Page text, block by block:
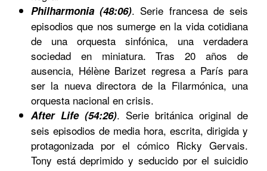
Philharmonia (48:06). Serie francesa de seis
episodios que nos sumerge en la vida cotidiana
de una orquesta sinfónica, una verdadera
sociedad en miniatura. Tras 20 años de
ausencia, Hélène Barizet regresa a París para
ser la nueva directora de la Filarmónica, una
orquesta nacional en crisis.
After Life (54:26). Serie británica original de
seis episodios de media hora, escrita, dirigida y
protagonizada por el cómico Ricky Gervais.
Tony está deprimido y seducido por el suicidio